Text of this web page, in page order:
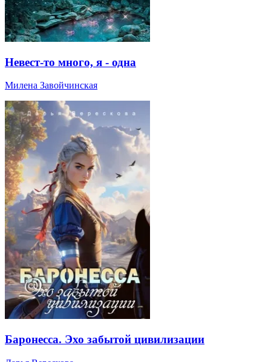
Невест-то много, я - одна
Милена Завойчинская
Баронесса. Эхо забытой цивилизации